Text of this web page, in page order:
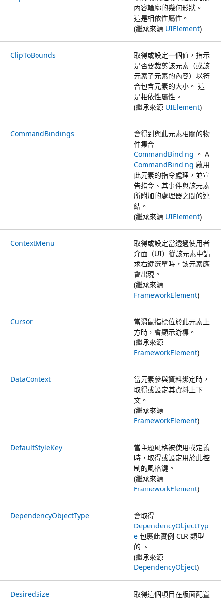
內容輪廓的幾何形狀。
這是相依性屬性。
(繼承來源 UIElement)
ClipToBounds
取得或設定一個值，指示
是否要裁剪該元素（或該
元素子元素的內容）以符
合包含元素的大小。 這
是相依性屬性。
(繼承來源 UIElement)
CommandBindings
會得到與此元素相關的物
件集合
CommandBinding 。 A
CommandBinding 啟用
此元素的指令處理，並宣
告指令、其事件與該元素
所附加的處理器之間的連
結。
(繼承來源 UIElement)
ContextMenu
取得或設定當透過使用者
介面（UI）從該元素中請
求右鍵選單時，該元素應
會出現。
(繼承來源
FrameworkElement)
Cursor
當滑鼠指標位於此元素上
方時，會顯示游標。
(繼承來源
FrameworkElement)
DataContext
當元素參與資料綁定時，
取得或設定其資料上下
文。
(繼承來源
FrameworkElement)
DefaultStyleKey
當主題風格被使用或定義
時，取得或設定用於此控
制的風格鍵。
(繼承來源
FrameworkElement)
DependencyObjectType
會取得
DependencyObjectTyp
e 包裹此實例 CLR 類型
的 。
(繼承來源
DependencyObject)
DesiredSize
取得這個項目在版面配置